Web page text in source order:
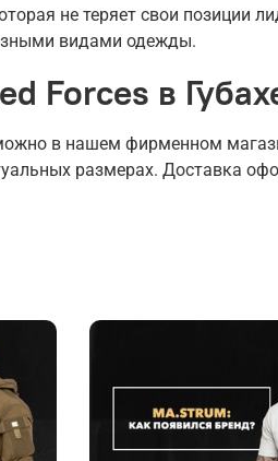
не теряет свои позиции
видами одежды.
Forces в
в нашем фирменном
размерах. Доставка